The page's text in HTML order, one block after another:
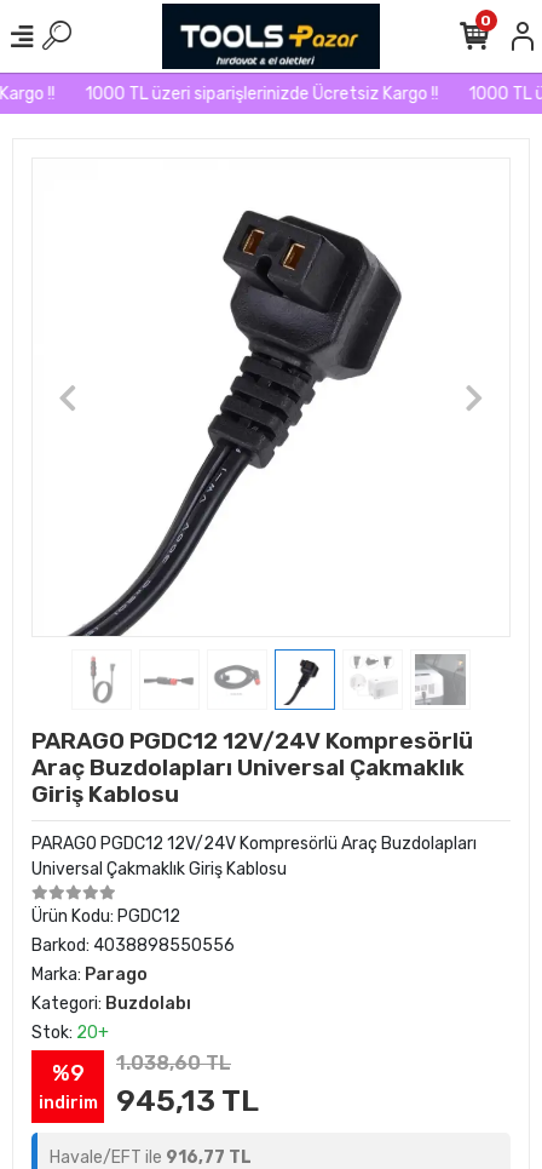
!! 1000 TL üzeri siparişlerinizde Ücretsiz Kargo !! 1000 TL
0
PARAGO PGDC12 12V/24V Kompresörlü
Araç Buzdolapları Universal Çakmaklık
Giriş Kablosu
PARAGO PGDC12 12V/24V Kompresörlü Araç Buzdolapları
Universal Çakmaklık Giriş Kablosu
Ürün Kodu: PGDC12
Barkod: 4038898550556
Marka: Parago
Kategori: Buzdolabı
Stok: 20+
%9
indirim
1.038,60 TL
945,13 TL
Havale/EFT ile 916,77 TL